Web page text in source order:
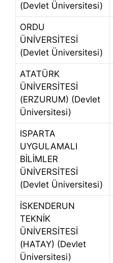
(Devlet Üniversitesi)
ORDU
ÜNİVERSİTESİ
(Devlet Üniversitesi)
ATATÜRK
ÜNİVERSİTESİ
(ERZURUM) (Devlet
Üniversitesi)
ISPARTA
UYGULAMALI
BİLİMLER
ÜNİVERSİTESİ
(Devlet Üniversitesi)
İSKENDERUN
TEKNİK
ÜNİVERSİTESİ
(HATAY) (Devlet
Üniversitesi)